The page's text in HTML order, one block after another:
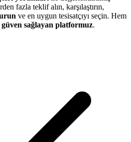
fazla teklif alın, karşılaştırın,
ve en uygun tesisatçıyı seçin. Hem
güven sağlayan platformuz.